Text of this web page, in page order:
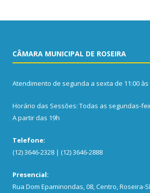
CÂMARA MUNICIPAL DE ROSEIRA
Atendimento de segunda a sexta de 11:00 às
Horário das Sessões: Todas as segundas-
A partir das 19h
Telefone:
(12) 3646-2328 | (12) 3646-2888
Presencial:
Rua Dom Epaminondas, 08, Centro, Roseira-